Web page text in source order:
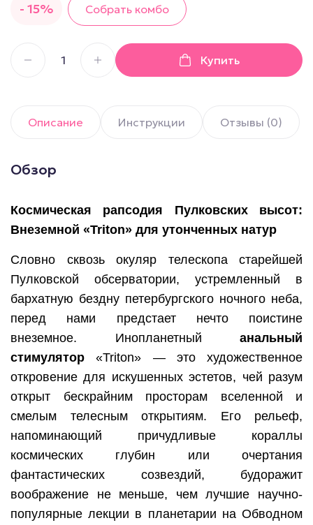
- 15%
Собрать комбо
Купить
Описание Инструкции Отзывы (0)
Обзор
Космическая рапсодия Пулковских высот:
Внеземной «Triton» для утонченных натур
Словно сквозь окуляр телескопа старейшей
Пулковской обсерватории, устремленный в
бархатную бездну петербургского ночного неба,
перед нами предстает нечто поистине
внеземное. Инопланетный анальный
стимулятор «Triton» — это художественное
откровение для искушенных эстетов, чей разум
открыт бескрайним просторам вселенной и
смелым телесным открытиям. Его рельеф,
напоминающий причудливые кораллы
космических глубин или очертания
фантастических созвездий, будоражит
воображение не меньше, чем лучшие научно-
популярные лекции в планетарии на Обводном